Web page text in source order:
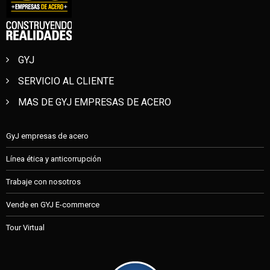
GYJ
SERVICIO AL CLIENTE
MAS DE GYJ EMPRESAS DE ACERO
GyJ empresas de acero
Línea ética y anticorrupción
Trabaje con nosotros
Vende en GYJ E-commerce
Tour Virtual